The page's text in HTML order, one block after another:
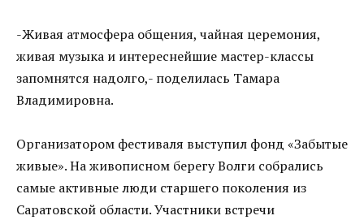
-Живая атмосфера общения, чайная церемония,
живая музыка и интереснейшие мастер-классы
запомнятся надолго,- поделилась Тамара
Владимировна.
Организатором фестиваля выступил фонд «Забытые
живые». На живописном берегу Волги собрались
самые активные люди старшего поколения из
Саратовской области. Участники встречи